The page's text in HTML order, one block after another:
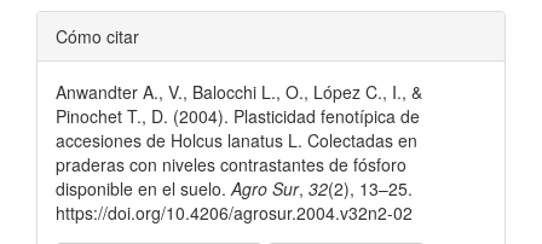
Detalles
del
artículo
Cómo citar
Anwandter A., V., Balocchi L., O., López C., I., &
Pinochet T., D. (2004). Plasticidad fenotípica de
accesiones de Holcus lanatus L. Colectadas en
praderas con niveles contrastantes de fósforo
disponible en el suelo. Agro Sur, 32(2), 13–25.
https://doi.org/10.4206/agrosur.2004.v32n2-02